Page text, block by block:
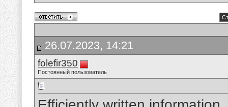
26.07.2023, 14:21
folefir350
Постоянный пользователь